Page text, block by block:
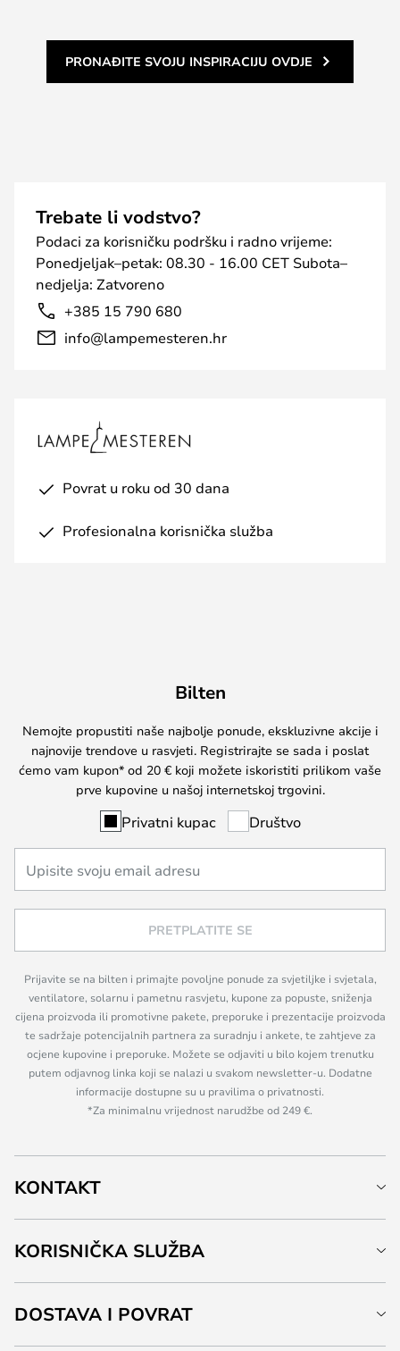
PRONAĐITE SVOJU INSPIRACIJU OVDJE
Trebate li vodstvo?
Podaci za korisničku podršku i radno vrijeme:
Ponedjeljak–petak: 08.30 - 16.00 CET Subota–
nedjelja: Zatvoreno
+385 15 790 680
info@lampemesteren.hr
Povrat u roku od 30 dana
Profesionalna korisnička služba
Bilten
Nemojte propustiti naše najbolje ponude, ekskluzivne akcije i
najnovije trendove u rasvjeti. Registrirajte se sada i poslat
ćemo vam kupon* od 20 € koji možete iskoristiti prilikom vaše
prve kupovine u našoj internetskoj trgovini.
Privatni kupac Društvo
PRETPLATITE SE
Prijavite se na bilten i primajte povoljne ponude za svjetiljke i svjetala,
ventilatore, solarnu i pametnu rasvjetu, kupone za popuste, sniženja
cijena proizvoda ili promotivne pakete, preporuke i prezentacije proizvoda
te sadržaje potencijalnih partnera za suradnju i ankete, te zahtjeve za
ocjene kupovine i preporuke. Možete se odjaviti u bilo kojem trenutku
putem odjavnog linka koji se nalazi u svakom newsletter-u. Dodatne
informacije dostupne su u pravilima o privatnosti.
*Za minimalnu vrijednost narudžbe od 249 €.
KONTAKT
KORISNIČKA SLUŽBA
DOSTAVA I POVRAT